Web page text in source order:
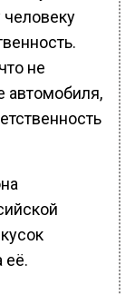
человеку
не
автомобиля,
её.